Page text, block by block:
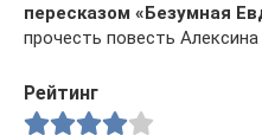
пересказом «Безумная
прочесть повесть
Рейтинг